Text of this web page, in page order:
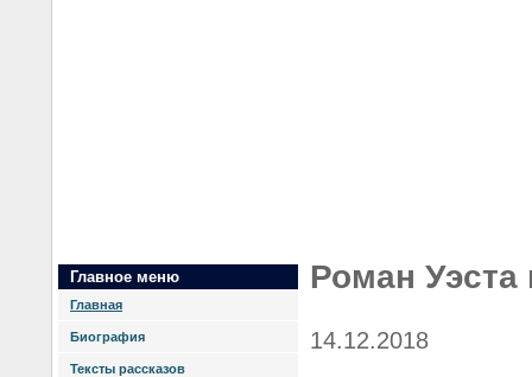
Главное меню
Главная
Биография
Тексты рассказов
Роман
14.12.2018